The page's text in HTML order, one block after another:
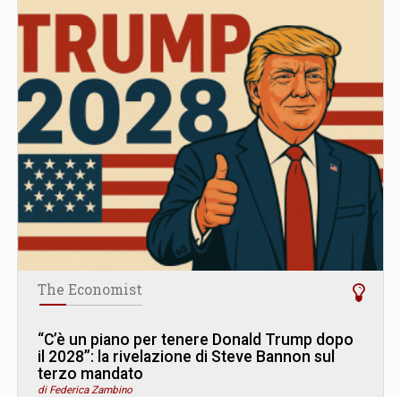
The Economist
“C’è un piano per tenere Donald Trump dopo
il 2028”: la rivelazione di Steve Bannon sul
terzo mandato
di Federica Zambino